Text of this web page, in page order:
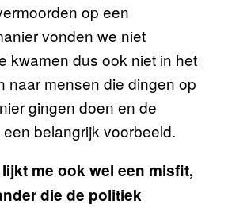
op een
vonden we niet
kwamen dus ook niet in het
naar mensen die dingen op
gingen doen en de
belangrijk voorbeeld.
me ook wel een misfit,
die de politiek